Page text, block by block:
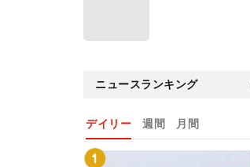
ニュースランキング
デイリー 週間 月間